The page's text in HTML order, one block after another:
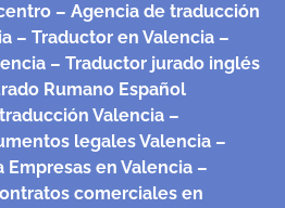
– Agencia de traducción
– Traductor en Valencia –
– Traductor jurado inglés
Rumano Español
Valencia –
legales Valencia –
Empresas en Valencia –
comerciales en